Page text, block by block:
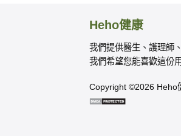
Heho健康
我們提供醫生、護理師
我們希望您能喜歡這份
Copyright ©2026 Heho